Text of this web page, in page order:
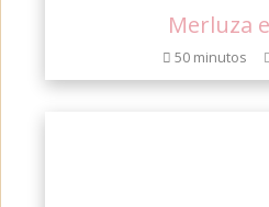
Merluza
50 minutos